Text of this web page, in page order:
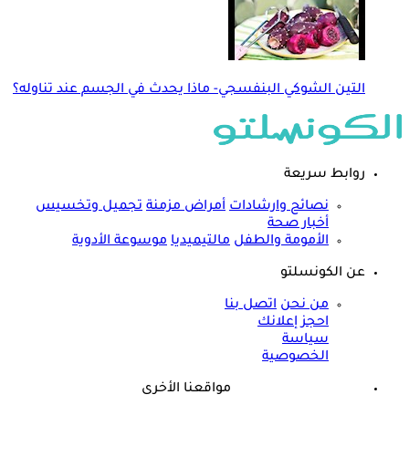
التين الشوكي البنفسجي- ماذا يحدث في الجسم عند تناوله؟
روابط سريعة
نصائح وارشادات أمراض مزمنة تجميل وتخسيس
أخبار صحة
الأمومة والطفل مالتيميديا موسوعة الأدوية
عن الكونسلتو
من نحن اتصل بنا
احجز إعلانك
سياسة
الخصوصية
مواقعنا الأخرى